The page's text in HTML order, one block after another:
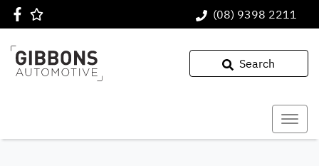
(08) 9398 2211
Search